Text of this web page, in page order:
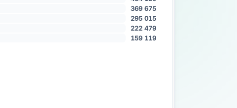
369 675
295 015
222 479
159 119